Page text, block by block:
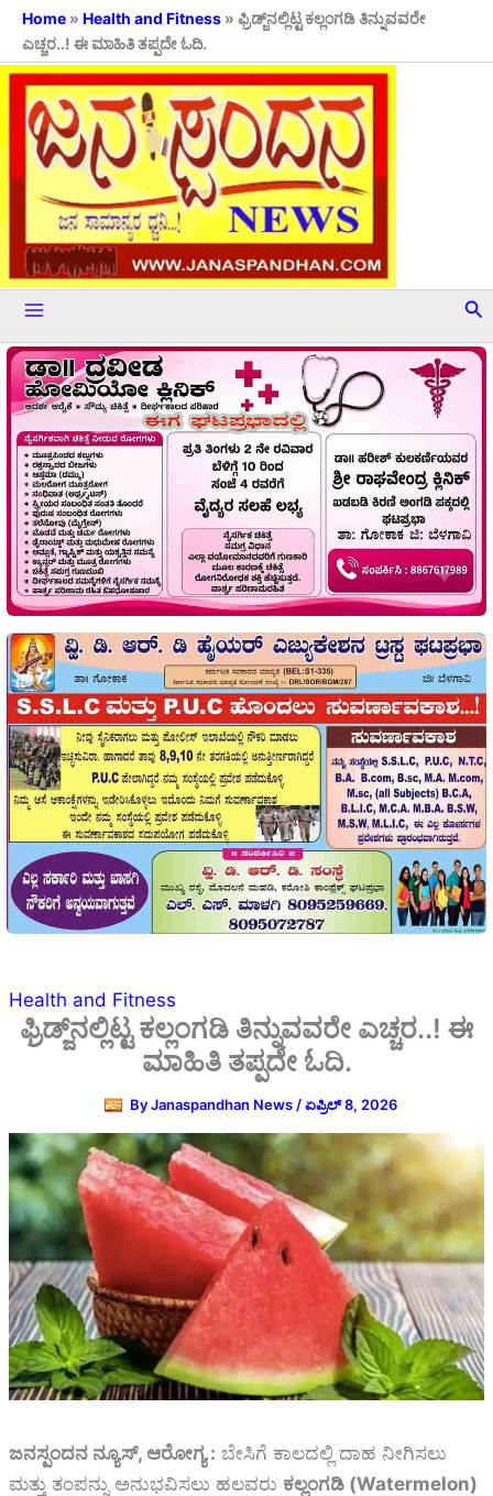
Skip
content
Home » Health and Fitness » ಫ್ರಿಡ್ಜ್‌ನಲ್ಲಿಟ್ಟ ಕಲ್ಲಂಗಡಿ ತಿನ್ನುವವರೇ
ಎಚ್ಚರ..! ಈ ಮಾಹಿತಿ ತಪ್ಪದೇ ಓದಿ.
Health and Fitness
ಫ್ರಿಡ್ಜ್‌ನಲ್ಲಿಟ್ಟ ಕಲ್ಲಂಗಡಿ ತಿನ್ನುವವರೇ ಎಚ್ಚರ..! ಈ
ಮಾಹಿತಿ ತಪ್ಪದೇ ಓದಿ.
ByJanaspandhan News /ಏಪ್ರಿಲ್ 8, 2026
ಜನಸ್ಪಂದನ ನ್ಯೂಸ್‌, ಆರೋಗ್ಯ : ಬೇಸಿಗೆ ಕಾಲದಲ್ಲಿ ದಾಹ ನೀಗಿಸಲು
ಮತ್ತು ತಂಪನ್ನು ಅನುಭವಿಸಲು ಹಲವರು ಕಲ್ಲಂಗಡಿ (Watermelon)